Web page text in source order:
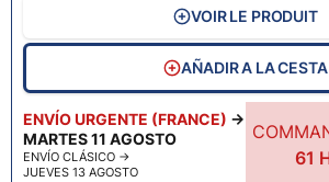
ENVÍO URGENTE (FRANCE) →
MARTES 11 AGOSTO
ENVÍO CLÁSICO →
JUEVES 13 AGOSTO
61
VOIR LE PRODUIT
AÑADIR A LA CESTA